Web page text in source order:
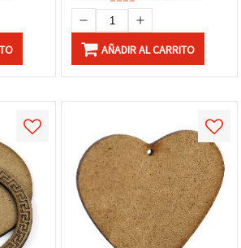
AÑADIR AL CARRITO